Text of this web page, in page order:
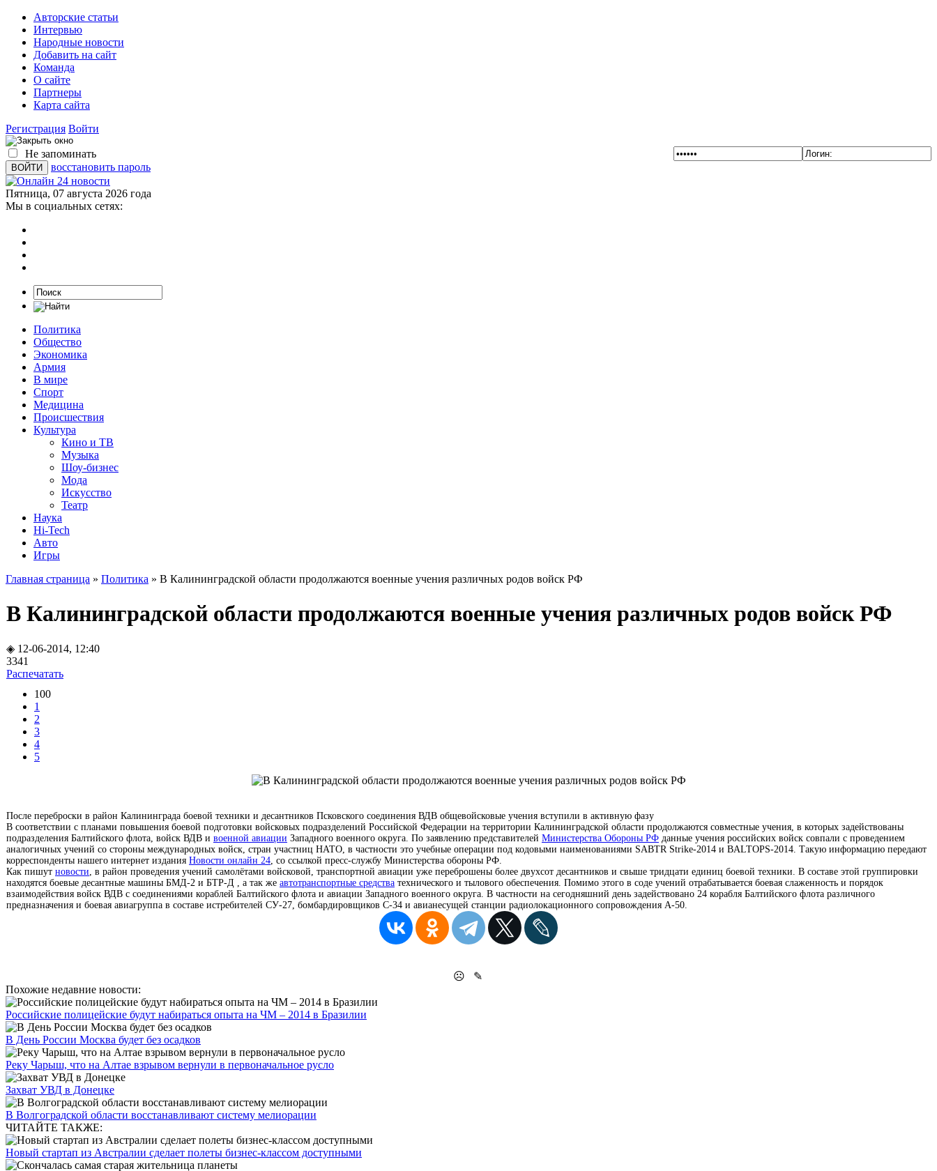
Авторские статьи
Интервью
Народные новости
Добавить на сайт
Команда
О сайте
Партнеры
Карта сайта
Регистрация Войти
Не запоминать
восстановить пароль
Пятница, 07 августа 2026 года
Мы в социальных сетях:
Политика
Общество
Экономика
Армия
В мире
Спорт
Медицина
Происшествия
Культура
Кино и ТВ
Музыка
Шоу-бизнес
Мода
Искусство
Театр
Наука
Hi-Tech
Авто
Игры
Главная страница » Политика » В Калининградской области продолжаются военные учения различных родов войск РФ
В Калининградской области продолжаются военные учения различных родов войск РФ
◈ 12-06-2014, 12:40
3341
Распечатать
100
1
2
3
4
5
После переброски в район Калининграда боевой техники и десантников Псковского соединения ВДВ общевойсковые учения вступили в активную фазу
В соответствии с планами повышения боевой подготовки войсковых подразделений Российской Федерации на территории Калининградской области продолжаются совместные учения, в которых задействованы
подразделения Балтийского флота, войск ВДВ и военной авиации Западного военного округа. По заявлению представителей Министерства Обороны РФ данные учения российских войск совпали с проведением
аналогичных учений со стороны международных войск, стран участниц НАТО, в частности это учебные операции под кодовыми наименованиями SABTR Strike-2014 и BALTOPS-2014. Такую информацию передают
корреспонденты нашего интернет издания Новости онлайн 24 , со ссылкой пресс-службу Министерства обороны РФ.
Как пишут новости , в район проведения учений самолётами войсковой, транспортной авиации уже переброшены более двухсот десантников и свыше тридцати единиц боевой техники. В составе этой группировки
находятся боевые десантные машины БМД-2 и БТР-Д , а так же автотранспортные средства технического и тылового обеспечения. Помимо этого в соде учений отрабатывается боевая слаженность и порядок
взаимодействия войск ВДВ с соединениями кораблей Балтийского флота и авиации Западного военного округа. В частности на сегодняшний день задействовано 24 корабля Балтийского флота различного
предназначения и боевая авиагруппа в составе истребителей СУ-27, бомбардировщиков С-34 и авианесущей станции радиолокационного сопровождения А-50.
☹
✎
Похожие недавние новости:
Российские полицейские будут набираться опыта на ЧМ – 2014 в Бразилии
В День России Москва будет без осадков
Реку Чарыш, что на Алтае взрывом вернули в первоначальное русло
Захват УВД в Донецке
В Волгоградской области восстанавливают систему мелиорации
ЧИТАЙТЕ ТАКЖЕ:
Новый стартап из Австралии сделает полеты бизнес-классом доступными